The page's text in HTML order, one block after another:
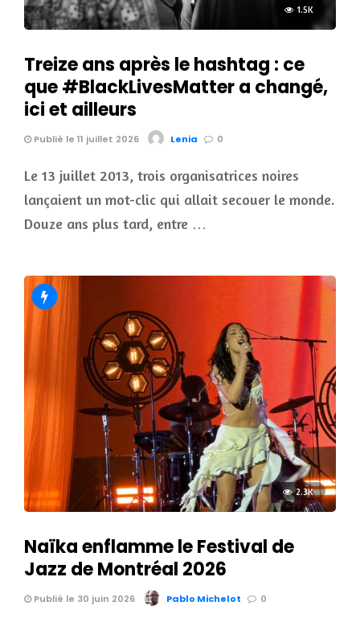
1.5K
Treize ans après le hashtag : ce
que #BlackLivesMatter a changé,
ici et ailleurs
Publié le 11 juillet 2026 Lenia 0
Le 13 juillet 2013, trois organisatrices noires
lançaient un mot-clic qui allait secouer le monde.
Douze ans plus tard, entre …
2.3K
Naïka enflamme le Festival de
Jazz de Montréal 2026
Publié le 30 juin 2026 Pablo Michelot 0